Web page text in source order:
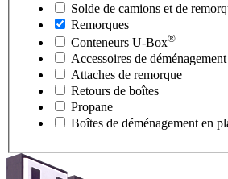
Solde de camions et de
Remorques
Conteneurs U-Box®
Accessoires de déménagement
Attaches de remorque
Retours de boîtes
Propane
Boîtes de déménagement en